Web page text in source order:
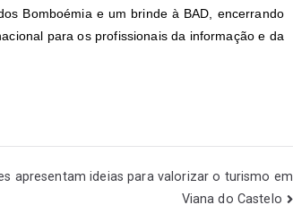
Bomboémia e um brinde à BAD, encerrando
para os profissionais da informação e da
apresentam ideias para valorizar o turismo em
Viana do Castelo